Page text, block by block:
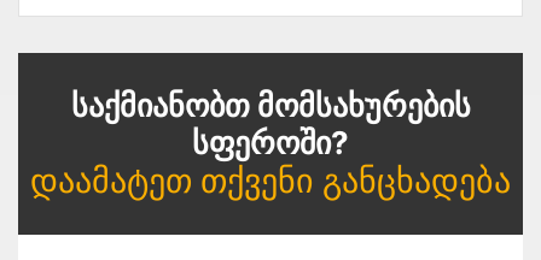
Საქმიანობთ Მომსახურების
Სფეროში?
Დაამატეთ Თქვენი Განცხადება